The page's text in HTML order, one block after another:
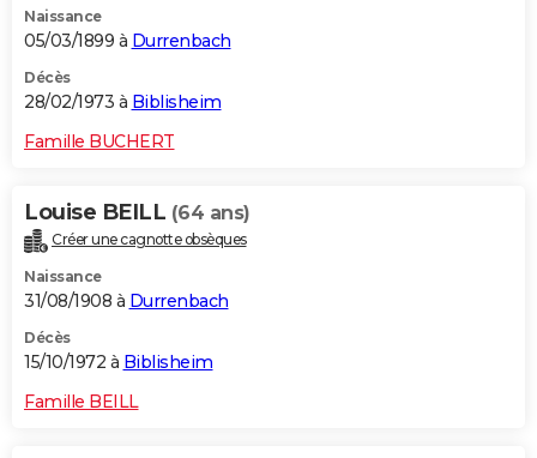
Naissance
05/03/1899 à Durrenbach
Décès
28/02/1973 à Biblisheim
Famille BUCHERT
Louise BEILL (64 ans)
Créer une cagnotte obsèques
Naissance
31/08/1908 à Durrenbach
Décès
15/10/1972 à Biblisheim
Famille BEILL